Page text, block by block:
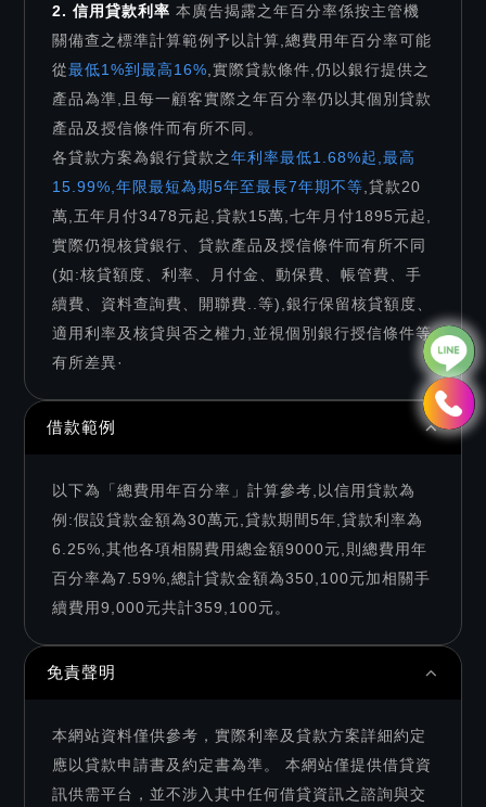
2. 信用貸款利率本廣告揭露之年百分率係按主管機
關備查之標準計算範例予以計算,總費用年百分率可能
從最低1%到最高16% ,實際貸款條件,仍以銀行提供之
產品為準,且每一顧客實際之年百分率仍以其個別貸款
產品及授信條件而有所不同。
各貸款方案為銀行貸款之年利率最低1.68%起,最高
15.99%,年限最短為期5年至最長7年期不等 ,貸款20
萬,五年月付3478元起,貸款15萬,七年月付1895元起,
實際仍視核貸銀行、貸款產品及授信條件而有所不同
(如:核貸額度、利率、月付金、動保費、帳管費、手
續費、資料查詢費、開聯費..等),銀行保留核貸額度、
適用利率及核貸與否之權力,並視個別銀行授信條件等
有所差異·
借款範例
以下為「總費用年百分率」計算參考,以信用貸款為
例:假設貸款金額為30萬元,貸款期間5年,貸款利率為
6.25%,其他各項相關費用總金額9000元,則總費用年
百分率為7.59%,總計貸款金額為350,100元加相關手
續費用9,000元共計359,100元。
免責聲明
本網站資料僅供參考，實際利率及貸款方案詳細約定
應以貸款申請書及約定書為準。 本網站僅提供借貸資
訊供需平台，並不涉入其中任何借貸資訊之諮詢與交